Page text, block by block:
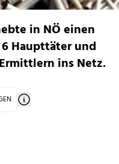
in NÖ einen
Haupttäter und
ins Netz.